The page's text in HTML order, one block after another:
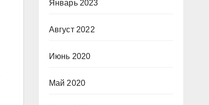
Январь 2023
Август 2022
Июнь 2020
Май 2020